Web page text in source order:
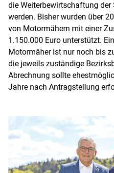
die Weiterbewirtschaftung
werden. Bisher wurden über
von Motormähern mit einer
1.150.000 Euro unterstützt.
Motormäher ist nur noch bis
die jeweils zuständige
Abrechnung sollte
Jahre nach Antragstellung